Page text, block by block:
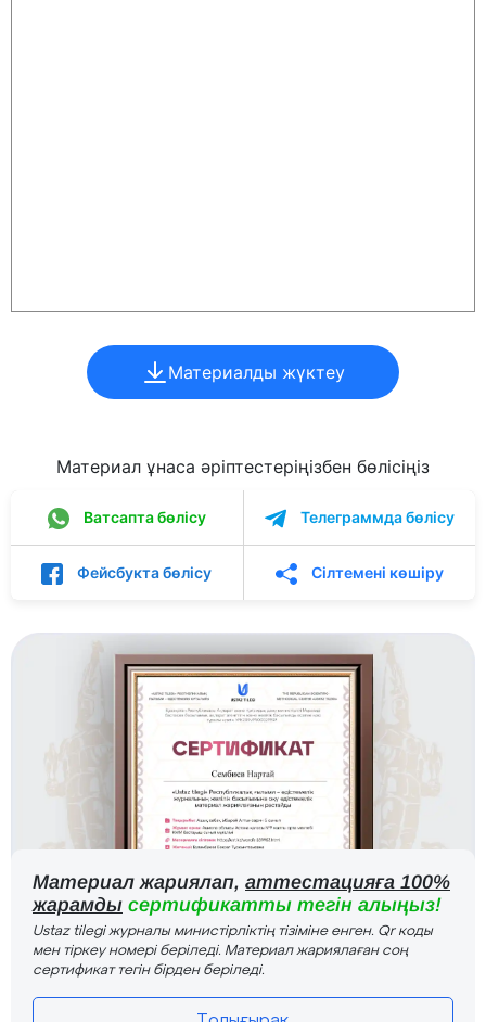
Материалды жүктеу
Материал ұнаса әріптестеріңізбен бөлісіңіз
Ватсапта бөлісу Телеграммда бөлісу
Фейсбукта бөлісу Сілтемені көшіру
Материал жариялап, аттестацияға 100%
жарамды сертификатты тегін алыңыз!
Ustaz tilegi журналы министірліктің тізіміне енген. Qr коды
мен тіркеу номері беріледі. Материал жариялаған соң
сертификат тегін бірден беріледі.